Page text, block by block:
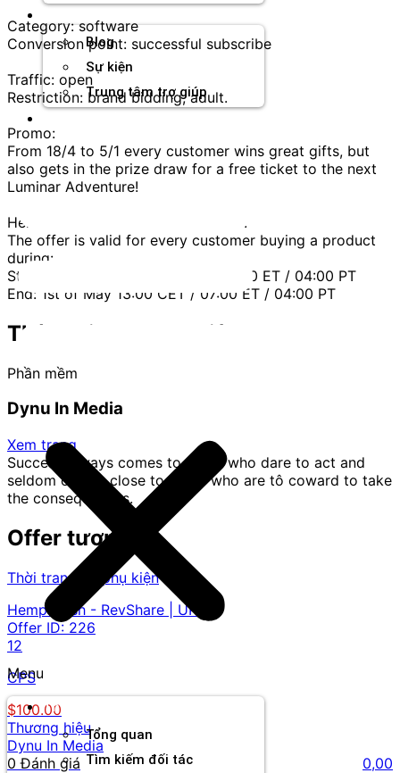
Blog
Sự kiện
Trung tâm trợ giúp
Menu
Thương hiệu
Tổng quan
Tìm kiếm đối tác
Category: software
Conversion point: successful subscribe
Traffic: open
Restriction: brand bidding, adult.
Promo:
From 18/4 to 5/1 every customer wins great gifts, but
also gets in the prize draw for a free ticket to the next
Luminar Adventure!
Here’s the Luminar Adventure offer:
The offer is valid for every customer buying a product
during:
Start: 18th of April 13:00 CET / 07:00 ET / 04:00 PT
End: 1st of May 13:00 CET / 07:00 ET / 04:00 PT
Thông tin thương hiệu
Phần mềm
Dynu In Media
Xem trang
Success always comes to those who dare to act and
seldom comes close to those who are tô coward to take
the consequences.
Offer tương tự
Thời trang và phụ kiện
Hemp Hash - RevShare | UK
Offer ID: 226
12
CPS
$100.00
Thương hiệu
Dynu In Media
0 Đánh giá
0,00